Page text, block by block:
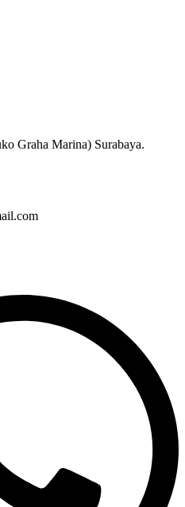
Graha Marina) Surabaya.